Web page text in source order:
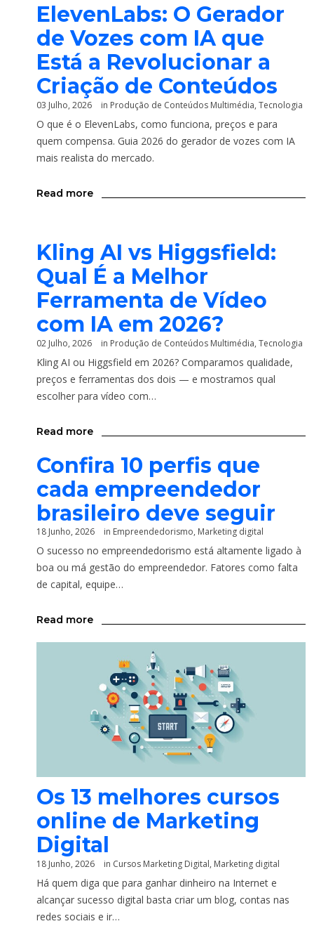
ElevenLabs: O Gerador
de Vozes com IA que
Está a Revolucionar a
Criação de Conteúdos
03 Julho, 2026 in Produção de Conteúdos Multimédia, Tecnologia
O que é o ElevenLabs, como funciona, preços e para
quem compensa. Guia 2026 do gerador de vozes com IA
mais realista do mercado.
Read more
Kling AI vs Higgsfield:
Qual É a Melhor
Ferramenta de Vídeo
com IA em 2026?
02 Julho, 2026 in Produção de Conteúdos Multimédia, Tecnologia
Kling AI ou Higgsfield em 2026? Comparamos qualidade,
preços e ferramentas dos dois — e mostramos qual
escolher para vídeo com…
Read more
Confira 10 perfis que
cada empreendedor
brasileiro deve seguir
18 Junho, 2026 in Empreendedorismo, Marketing digital
O sucesso no empreendedorismo está altamente ligado à
boa ou má gestão do empreendedor. Fatores como falta
de capital, equipe…
Read more
Os 13 melhores cursos
online de Marketing
Digital
18 Junho, 2026 in Cursos Marketing Digital, Marketing digital
Há quem diga que para ganhar dinheiro na Internet e
alcançar sucesso digital basta criar um blog, contas nas
redes sociais e ir…